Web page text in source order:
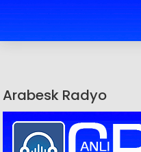
Arabesk Radyo